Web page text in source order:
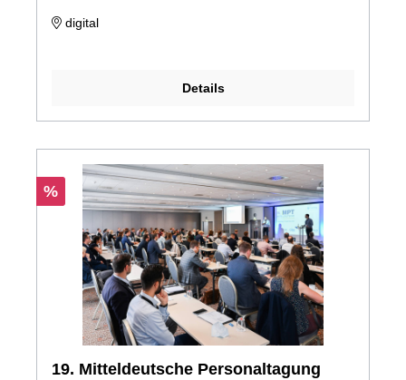
digital
Details
%
19. Mitteldeutsche Personaltagung